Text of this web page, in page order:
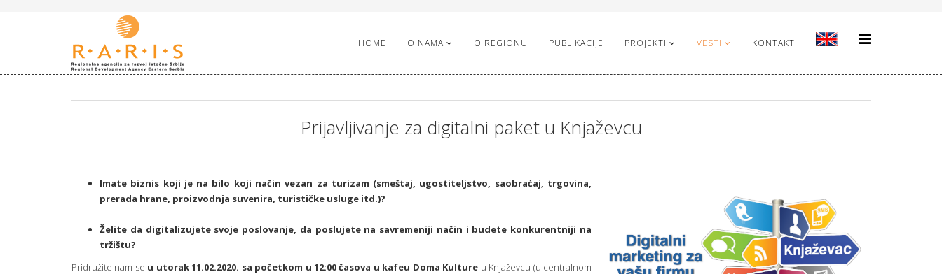
HOME O NAMA O REGIONU PUBLIKACIJE PROJEKTI VESTI KONTAKT
Prijavljivanje za digitalni paket u Knjaževcu
Imate biznis koji je na bilo koji način vezan za turizam (smeštaj, ugostiteljstvo, saobraćaj, trgovina,
prerada hrane, proizvodnja suvenira, turističke usluge itd.)?
Želite da digitalizujete svoje poslovanje, da poslujete na savremeniji način i budete konkurentniji na
tržištu?
Pridružite nam se u utorak 11.02.2020. sa početkom u 12:00 časova u kafeu Doma Kulture u Knjaževcu (u centralnom